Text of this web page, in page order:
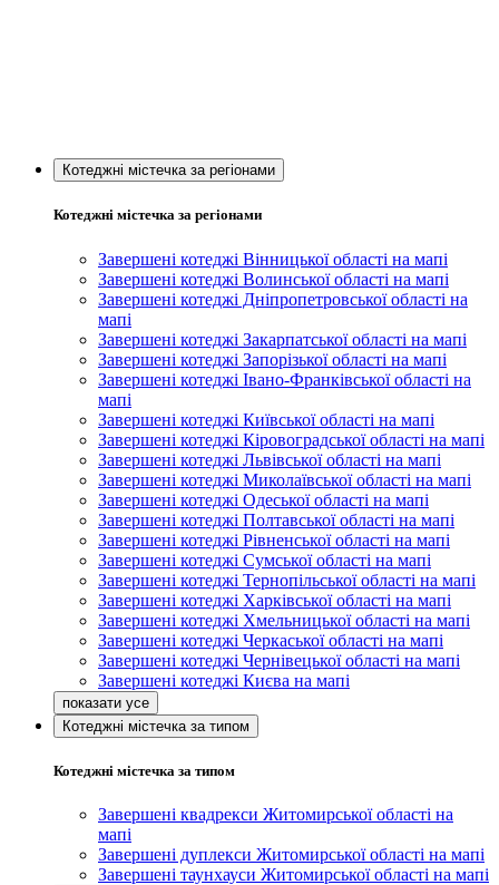
Котеджні містечка за регіонами
Котеджні містечка за регіонами
Завершені котеджі Вінницької області на мапі
Завершені котеджі Волинської області на мапі
Завершені котеджі Дніпропетровської області на
мапі
Завершені котеджі Закарпатської області на мапі
Завершені котеджі Запорізької області на мапі
Завершені котеджі Івано-Франківської області на
мапі
Завершені котеджі Київської області на мапі
Завершені котеджі Кіровоградської області на мапі
Завершені котеджі Львівської області на мапі
Завершені котеджі Миколаївської області на мапі
Завершені котеджі Одеської області на мапі
Завершені котеджі Полтавської області на мапі
Завершені котеджі Рівненської області на мапі
Завершені котеджі Сумської області на мапі
Завершені котеджі Тернопільської області на мапі
Завершені котеджі Харківської області на мапі
Завершені котеджі Хмельницької області на мапі
Завершені котеджі Черкаської області на мапі
Завершені котеджі Чернівецької області на мапі
Завершені котеджі Києва на мапі
Котеджні містечка за типом
Котеджні містечка за типом
Завершені квадрекси Житомирської області на
мапі
Завершені дуплекси Житомирської області на мапі
Завершені таунхауси Житомирської області на мапі